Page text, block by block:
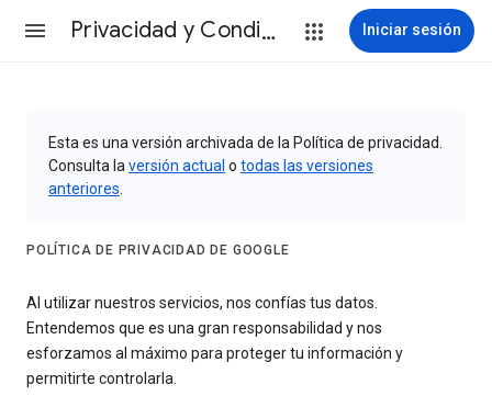
Privacidad y Condiciones Iniciar sesión
Esta es una versión archivada de la Política de privacidad.
Consulta la versión actual o todas las versiones
anteriores
POLÍTICA DE PRIVACIDAD DE GOOGLE
Al utilizar nuestros servicios, nos confías tus datos.
Entendemos que es una gran responsabilidad y nos
esforzamos al máximo para proteger tu información y
permitirte controlarla.